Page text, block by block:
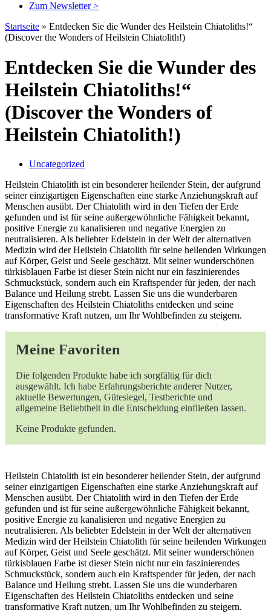
Zum Newsletter >
Startseite » Entdecken Sie die Wunder des Heilstein Chiatoliths!“
(Discover the Wonders of Heilstein Chiatolith!)
Entdecken Sie die Wunder des
Heilstein Chiatoliths!“
(Discover the Wonders of
Heilstein Chiatolith!)
Uncategorized
Heilstein Chiatolith ist ein besonderer heilender Stein, der aufgrund
seiner einzigartigen Eigenschaften eine starke Anziehungskraft auf
Menschen ausübt. Der Chiatolith wird in den Tiefen der Erde
gefunden und ist für seine außergewöhnliche Fähigkeit bekannt,
positive Energie zu kanalisieren und negative Energien zu
neutralisieren. Als beliebter Edelstein in der Welt der alternativen
Medizin wird der Heilstein Chiatolith für seine heilenden Wirkungen
auf Körper, Geist und Seele geschätzt. Mit seiner wunderschönen
türkisblauen Farbe ist dieser Stein nicht nur ein faszinierendes
Schmuckstück, sondern auch ein Kraftspender für jeden, der nach
Balance und Heilung strebt. Lassen Sie uns die wunderbaren
Eigenschaften des Heilstein Chiatoliths entdecken und seine
transformative Kraft nutzen, um Ihr Wohlbefinden zu steigern.
Meine Favoriten
Die folgenden Produkte habe ich sorgfältig für dich
ausgewählt. Ich habe Erfahrungsberichte anderer Nutzer,
aktuelle Bewertungen, Gütesiegel, Testberichte und
allgemeine Beliebtheit in die Entscheidung einfließen lassen.
Keine Produkte gefunden.
Heilstein Chiatolith ist ein besonderer heilender Stein, der aufgrund
seiner einzigartigen Eigenschaften eine starke Anziehungskraft auf
Menschen ausübt. Der Chiatolith wird in den Tiefen der Erde
gefunden und ist für seine außergewöhnliche Fähigkeit bekannt,
positive Energie zu kanalisieren und negative Energien zu
neutralisieren. Als beliebter Edelstein in der Welt der alternativen
Medizin wird der Heilstein Chiatolith für seine heilenden Wirkungen
auf Körper, Geist und Seele geschätzt. Mit seiner wunderschönen
türkisblauen Farbe ist dieser Stein nicht nur ein faszinierendes
Schmuckstück, sondern auch ein Kraftspender für jeden, der nach
Balance und Heilung strebt. Lassen Sie uns die wunderbaren
Eigenschaften des Heilstein Chiatoliths entdecken und seine
transformative Kraft nutzen, um Ihr Wohlbefinden zu steigern.